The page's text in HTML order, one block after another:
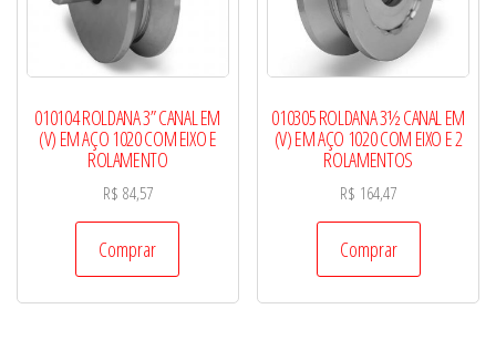
010104 ROLDANA 3” CANAL EM
(V) EM AÇO 1020 COM EIXO E
ROLAMENTO
R$ 84,57
Comprar
010305 ROLDANA 3½ CANAL EM
(V) EM AÇO 1020 COM EIXO E 2
ROLAMENTOS
R$ 164,47
Comprar